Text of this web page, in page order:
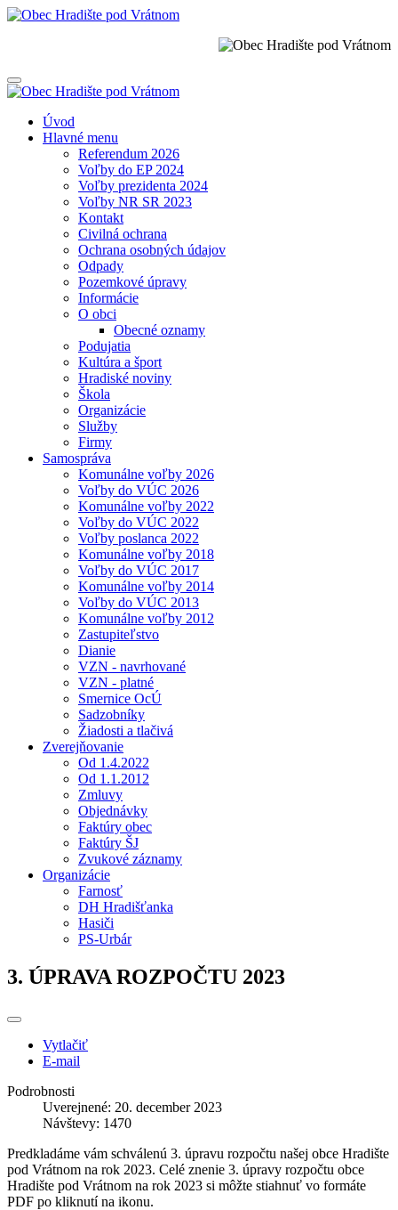
Úvod
Hlavné menu
Referendum 2026
Voľby do EP 2024
Voľby prezidenta 2024
Voľby NR SR 2023
Kontakt
Civilná ochrana
Ochrana osobných údajov
Odpady
Pozemkové úpravy
Informácie
O obci
Obecné oznamy
Podujatia
Kultúra a šport
Hradiské noviny
Škola
Organizácie
Služby
Firmy
Samospráva
Komunálne voľby 2026
Voľby do VÚC 2026
Komunálne voľby 2022
Voľby do VÚC 2022
Voľby poslanca 2022
Komunálne voľby 2018
Voľby do VÚC 2017
Komunálne voľby 2014
Voľby do VÚC 2013
Komunálne voľby 2012
Zastupiteľstvo
Dianie
VZN - navrhované
VZN - platné
Smernice OcÚ
Sadzobníky
Žiadosti a tlačivá
Zverejňovanie
Od 1.4.2022
Od 1.1.2012
Zmluvy
Objednávky
Faktúry obec
Faktúry ŠJ
Zvukové záznamy
Organizácie
Farnosť
DH Hradišťanka
Hasiči
PS-Urbár
3. ÚPRAVA ROZPOČTU 2023
Vytlačiť
E-mail
Podrobnosti
Uverejnené: 20. december 2023
Návštevy: 1470
Predkladáme vám schválenú 3. úpravu rozpočtu našej obce Hradište
pod Vrátnom na rok 2023. Celé znenie 3. úpravy rozpočtu obce
Hradište pod Vrátnom na rok 2023 si môžte stiahnuť vo formáte
PDF po kliknutí na ikonu.